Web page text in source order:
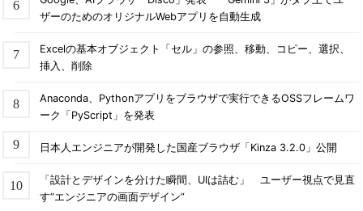
ザーのためのオリジナルWebアプリを自動生成
Excelの基本オブジェクト「セル」の参照、移動、コピー、選択、
挿入、削除
Anaconda、Pythonアプリをブラウザで実行できるOSSフレームワ
ーク「PyScript」を発表
日本人エンジニアが開発した国産ブラウザ「Kinza 3.2.0」公開
「設計とデザインを分けた瞬間、UIは詰む」 ユーザー視点で見直
す“エンジニアの画面デザイン”